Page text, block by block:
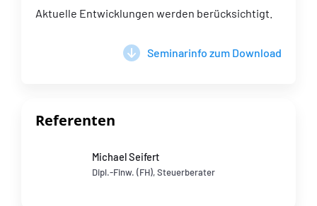
Aktuelle Entwicklungen werden berücksichtigt.
Seminarinfo zum Download
Referenten
Michael Seifert
Dipl.-Finw. (FH), Steuerberater